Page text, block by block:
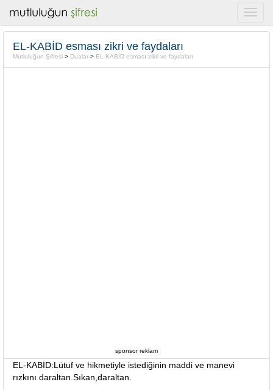
EL-KABİD esması zikri ve faydaları
Mutluluğun Şifresi > Dualar > EL-KABİD esması zikri ve faydaları
sponsor reklam
EL-KABİD:Lütuf ve hikmetiyle istediğinin maddi ve manevi
rızkını daraltan.Sıkan,daraltan.